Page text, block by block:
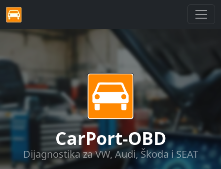
CarPort-OBD
Dijagnostika za VW, Audi, Škoda i SEAT